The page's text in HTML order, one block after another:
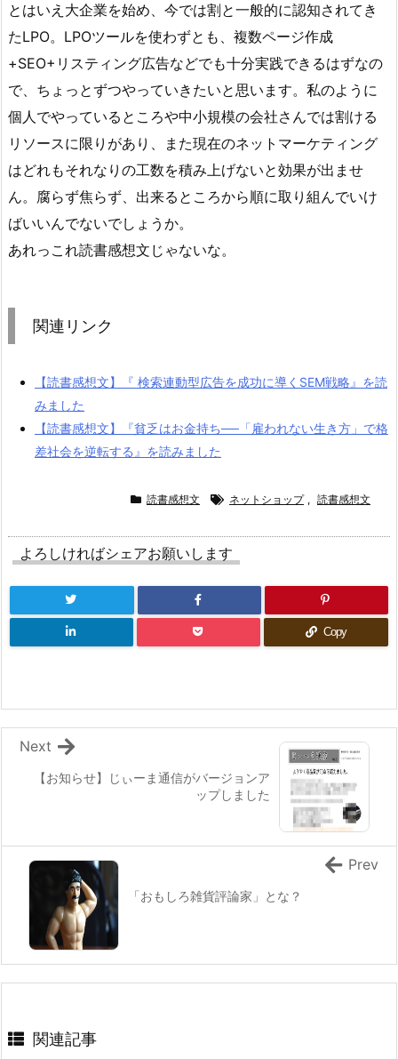
とはいえ大企業を始め、今では割と一般的に認知されてき
たLPO。LPOツールを使わずとも、複数ページ作成
+SEO+リスティング広告などでも十分実践できるはずなの
で、ちょっとずつやっていきたいと思います。私のように
個人でやっているところや中小規模の会社さんでは割ける
リソースに限りがあり、また現在のネットマーケティング
はどれもそれなりの工数を積み上げないと効果が出ませ
ん。腐らず焦らず、出来るところから順に取り組んでいけ
ばいいんでないでしょうか。
あれっこれ読書感想文じゃないな。
関連リンク
【読書感想文】『 検索連動型広告を成功に導くSEM戦略』を読
みました
【読書感想文】『貧乏はお金持ち──「雇われない生き方」で格
差社会を逆転する』を読みました
読書感想文 ネットショップ , 読書感想文
よろしければシェアお願いします
Copy
【お知らせ】じぃーま通信がバージョンア
ップしました
Next
「おもしろ雑貨評論家」とな？
Prev
関連記事